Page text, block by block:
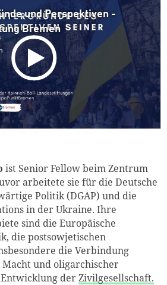
und Perspektiven -
Bremen
ist Senior Fellow beim Zentrum
arbeitete sie für die Deutsche
Politik (DGAP) und die
in der Ukraine. Ihre
sind die Europäische
die postsowjetischen
die Verbindung
und oligarchischer
derZivilgesellschaft.